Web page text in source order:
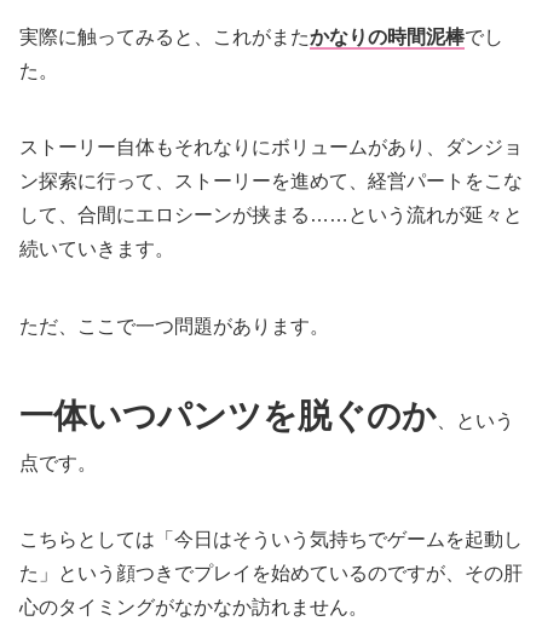
実際に触ってみると、これがまたかなりの時間泥棒でし
た。
ストーリー自体もそれなりにボリュームがあり、ダンジョ
ン探索に行って、ストーリーを進めて、経営パートをこな
して、合間にエロシーンが挟まる……という流れが延々と
続いていきます。
ただ、ここで一つ問題があります。
一体いつパンツを脱ぐのか 、という
点です。
こちらとしては「今日はそういう気持ちでゲームを起動し
た」という顔つきでプレイを始めているのですが、その肝
心のタイミングがなかなか訪れません。